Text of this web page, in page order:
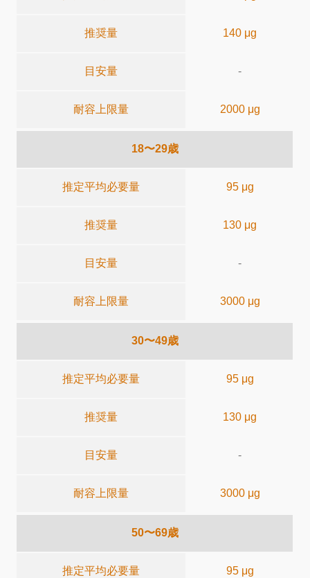
推奨量 140 μg
目安量 -
耐容上限量 2000 μg
18〜29歳
推定平均必要量 95 μg
推奨量 130 μg
目安量 -
耐容上限量 3000 μg
30〜49歳
推定平均必要量 95 μg
推奨量 130 μg
目安量 -
耐容上限量 3000 μg
50〜69歳
推定平均必要量 95 μg